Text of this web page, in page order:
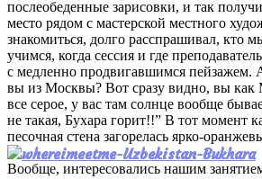
послеобеденные зарисовки, и так
место рядом с мастерской местного
знакомиться, долго расспрашивал, кто
учимся, когда сессия и где
с медленно продвигавшимся пейзажем.
вы из Москвы? Вот сразу видно, вы
все серое, у вас там солнце вообще
не такая, Бухара горит!!” В тот момент
песочная стена загорелась ярко-
Вообще, интересовались нашим